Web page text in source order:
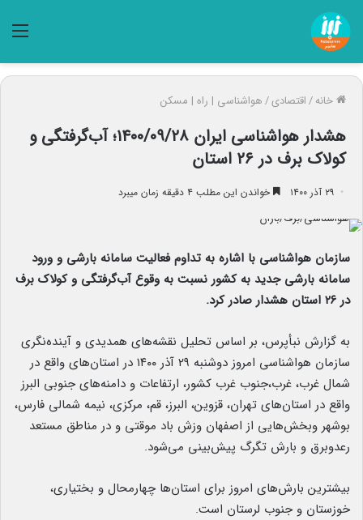
خانه/اقتصادی/هواشناسی | راه | مسکن
هشدار هواشناسی ایران ۱۴۰۰/۰۹/۲۸؛ آب‌گرفتگی و
کولاک برف در ۲۶ استان
۲۹ آذر ۱۴۰۰ خواندن این مطلب ۴ دقیقه زمان میبرد
سازمان هواشناسی با اشاره به تداوم فعالیت سامانه بارشی و ورود
سامانه بارشی جدید به کشور نسبت به وقوع آب‌گرفتگی و کولاک برف
در ۲۶ استان هشدار صادر کرد.
به گزارش نبأپرس، بر اساس تحلیل نقشه‌های همدیدی و آینده‌نگری
سازمان هواشناسی امروز دوشنبه ۲۹ آذر ۱۴۰۰ در استان‌های واقع در
شمال غرب، غرب،جنوب غرب کشور، ارتفاعات و دامنه‌های جنوبی البرز
واقع در استان‌های تهران، قزوین، البرز، قم، مرکزی، نیمه شمالی فارس،
بوشهر وبخش‌هایی از اصفهان وزش باد موقتی و در مناطق مستعد
رعدوبرق و بارش تگرگ پیش‌بینی می‌شود.
بیشترین بارش‌های امروز برای استان‌ها چهارمحال و بختیاری،
خوزستان و جنوب لرستان است.